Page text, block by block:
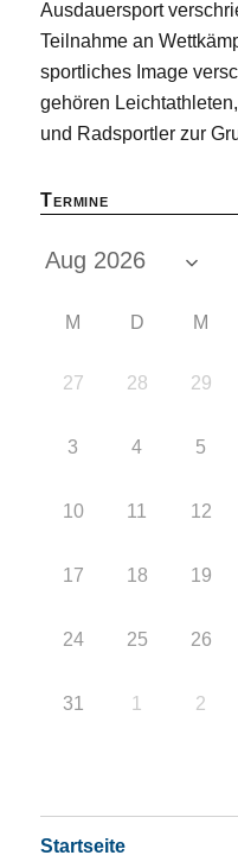
Ausdauersport
Teilnahme an
sportliches Image
gehören
und Radsportler zur
Termine
M D M
27 28 29
3 4 5
10 11 12
17 18 19
24 25 26
31 1 2
Startseite